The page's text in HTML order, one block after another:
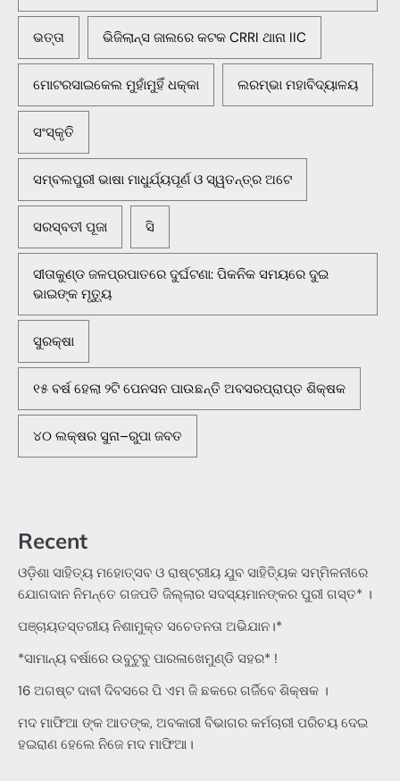
ଭତ୍ତା ଭିଜିଲାନ୍ସ ଜାଲରେ କଟକ CRRI ଥାନା IIC
ମୋଟରସାଇକେଲ ମୁହାଁମୁହିଁ ଧକ୍କା ଲରମ୍ଭା ମହାବିଦ୍ୟାଳୟ
ସଂସ୍କୃତି
ସମ୍ବଲପୁରୀ ଭାଷା ମାଧୁର୍ଯ୍ୟପୂର୍ଣ ଓ ସ୍ୱତନ୍ତ୍ର ଅଟେ
ସରସ୍ବତୀ ପୂଜା ସି
ସୀତାକୁଣ୍ଡ ଜଳପ୍ରପାତରେ ଦୁର୍ଘଟଣା: ପିକନିକ ସମୟରେ ଦୁଇ
ଭାଇଙ୍କ ମୃତ୍ୟୁ
ସୁରକ୍ଷା
୧୫ ବର୍ଷ ହେଲା ୨ଟି ପେନସନ ପାଉଛନ୍ତି ଅବସରପ୍ରାପ୍ତ ଶିକ୍ଷକ
୪୦ ଲକ୍ଷର ସୁନା–ରୁପା ଜବତ
Recent
ଓଡ଼ିଶା ସାହିତ୍ୟ ମହୋତ୍ସବ ଓ ରାଷ୍ଟ୍ରୀୟ ଯୁବ ସାହିତ୍ୟିକ ସମ୍ମିଳନୀରେ
ଯୋଗଦାନ ନିମନ୍ତେ ଗଜପତି ଜିଲ୍ଲାର ସଦସ୍ୟମାନଙ୍କର ପୁରୀ ଗସ୍ତ* ।
ପଞ୍ଚାୟତସ୍ତରୀୟ ନିଶାମୁକ୍ତ ସଚେତନତା ଅଭିଯାନ।*
*ସାମାନ୍ୟ ବର୍ଷାରେ ଉବୁଟୁବୁ ପାରଳାଖେମୁଣ୍ଡି ସହର* !
16 ଅଗଷ୍ଟ ଦାବୀ ଦିବସରେ ପି ଏମ ଜି ଛକରେ ଗର୍ଜିବେ ଶିକ୍ଷକ ।
ମଦ ମାଫିଆ ଙ୍କ ଆତଙ୍କ, ଅବକାରୀ ବିଭାଗର କର୍ମଚାରୀ ପରିଚୟ ଦେଇ
ହଇରାଣ ହେଲେ ନିଜେ ମଦ ମାଫିଆ।